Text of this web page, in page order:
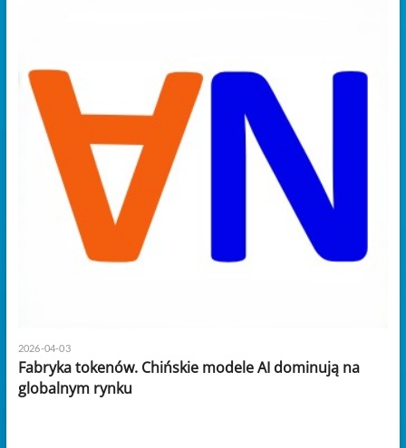
2026-04-03
Fabryka tokenów. Chińskie modele AI dominują na
globalnym rynku